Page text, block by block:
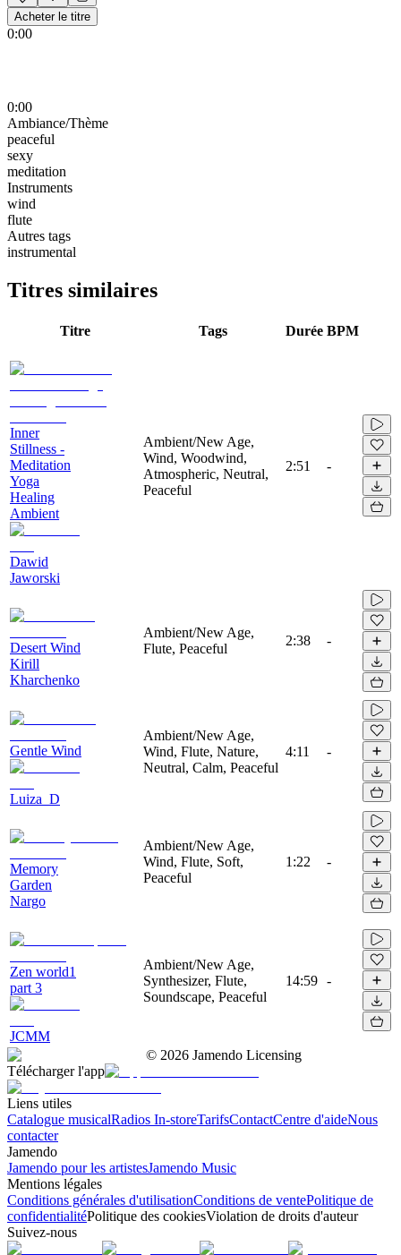
Acheter le titre
0:00
0:00
Ambiance/Thème
peaceful
sexy
meditation
Instruments
wind
flute
Autres tags
instrumental
Titres similaires
Titre Tags Durée BPM
Inner
Stillness -
Meditation
Yoga
Healing
Ambient
Dawid
Jaworski
Ambient/New Age,
Wind, Woodwind,
Atmospheric, Neutral,
Peaceful
2:51 -
Desert Wind
Kirill
Kharchenko
Ambient/New Age,
Flute, Peaceful
2:38 -
Gentle Wind
Luiza_D
Ambient/New Age,
Wind, Flute, Nature,
Neutral, Calm, Peaceful
4:11 -
Memory
Garden
Nargo
Ambient/New Age,
Wind, Flute, Soft,
Peaceful
1:22 -
Zen world1
part 3
JCMM
Ambient/New Age,
Synthesizer, Flute,
Soundscape, Peaceful
14:59 -
© 2026 Jamendo Licensing
Télécharger l'app
Liens utiles
Catalogue musicalRadios In-storeTarifsContactCentre d'aideNous
contacter
Jamendo
Jamendo pour les artistesJamendo Music
Mentions légales
Conditions générales d'utilisationConditions de ventePolitique de
confidentialitéPolitique des cookiesViolation de droits d'auteur
Suivez-nous